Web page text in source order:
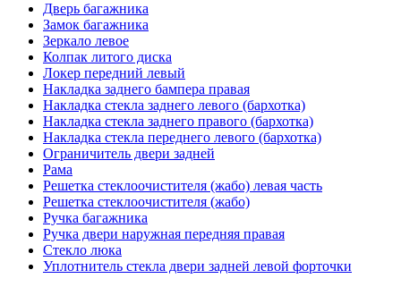
Дверь багажника
Замок багажника
Зеркало левое
Колпак литого диска
Локер передний левый
Накладка заднего бампера правая
Накладка стекла заднего левого (бархотка)
Накладка стекла заднего правого (бархотка)
Накладка стекла переднего левого (бархотка)
Ограничитель двери задней
Рама
Решетка стеклоочистителя (жабо) левая часть
Решетка стеклоочистителя (жабо)
Ручка багажника
Ручка двери наружная передняя правая
Стекло люка
Уплотнитель стекла двери задней левой форточки